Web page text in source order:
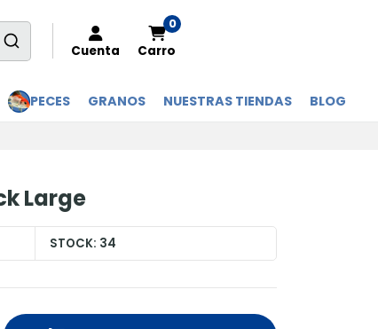
Cuenta
0
Carro
PECES GRANOS NUESTRAS TIENDAS BLOG
Large
STOCK: 34